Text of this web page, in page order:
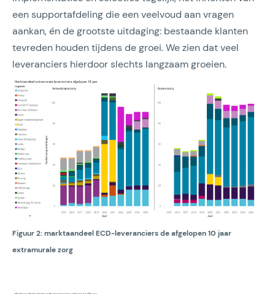
een supportafdeling die een veelvoud aan vragen
aankan, én de grootste uitdaging: bestaande klanten
tevreden houden tijdens de groei. We zien dat veel
leveranciers hierdoor slechts langzaam groeien.
Figuur 2: marktaandeel ECD-leveranciers de afgelopen 10 jaar
extramurale zorg